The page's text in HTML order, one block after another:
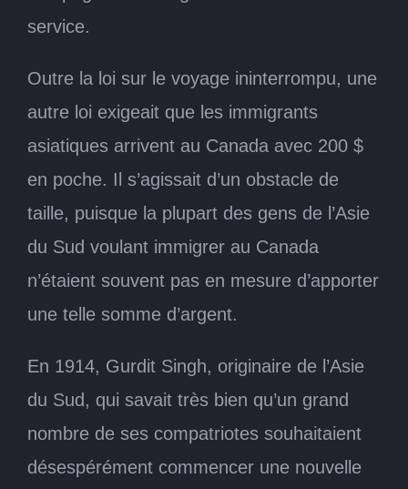
service.
Outre la loi sur le voyage ininterrompu, une
autre loi exigeait que les immigrants
asiatiques arrivent au Canada avec 200 $
en poche. Il s’agissait d’un obstacle de
taille, puisque la plupart des gens de l’Asie
du Sud voulant immigrer au Canada
n’étaient souvent pas en mesure d’apporter
une telle somme d’argent.
En 1914, Gurdit Singh, originaire de l’Asie
du Sud, qui savait très bien qu’un grand
nombre de ses compatriotes souhaitaient
désespérément commencer une nouvelle